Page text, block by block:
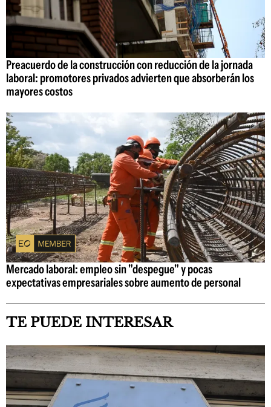
Preacuerdo de la construcción con reducción de la jornada
laboral: promotores privados advierten que absorberán los
mayores costos
Mercado laboral: empleo sin "despegue" y pocas
expectativas empresariales sobre aumento de personal
TE PUEDE INTERESAR